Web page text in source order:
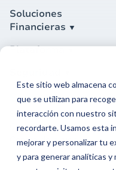
Este sitio web almacena
que se utilizan para
interacción con nuestro
recordarte. Usamos esta
mejorar y personalizar tu
y para generar analíticas y
Soluciones
Financieras
Plataforma
Soporte
Soporte
Contáctanos
Centro de ayuda